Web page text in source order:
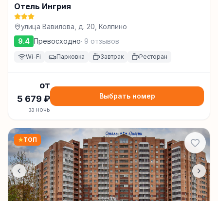
Отель Ингрия
улица Вавилова, д. 20, Колпино
9.4 Превосходно· 9 отзывов
Wi-Fi Парковка Завтрак Ресторан
от
5 679 ₽
за ночь
Выбрать номер
★ТОП